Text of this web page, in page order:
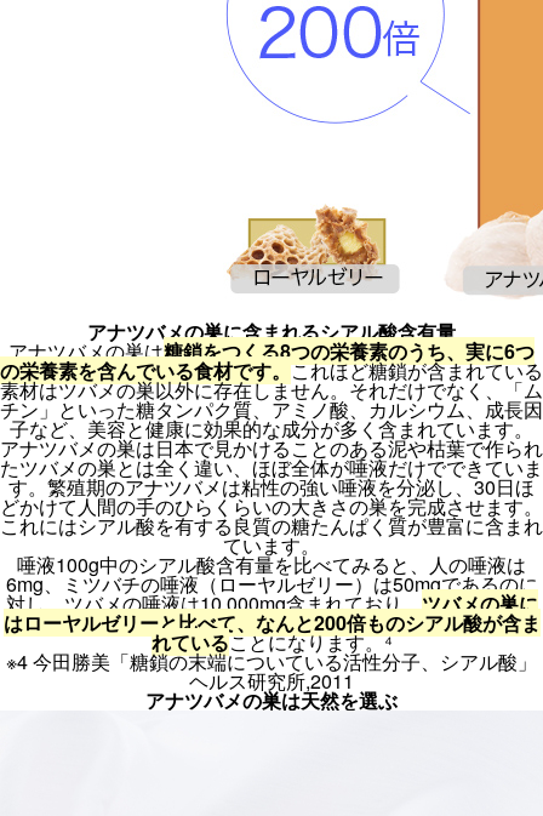
アナツバメの巣に含まれるシアル酸含有量
アナツバメの巣は糖鎖をつくる8つの栄養素のうち、実に6つ
の栄養素を含んでいる食材です。 これほど糖鎖が含まれている
素材はツバメの巣以外に存在しません。それだけでなく、「ム
チン」といった糖タンパク質、アミノ酸、カルシウム、成長因
子など、美容と健康に効果的な成分が多く含まれています。
アナツバメの巣は日本で見かけることのある泥や枯葉で作られ
たツバメの巣とは全く違い、ほぼ全体が唾液だけでできていま
す。繁殖期のアナツバメは粘性の強い唾液を分泌し、30日ほ
どかけて人間の手のひらくらいの大きさの巣を完成させます。
これにはシアル酸を有する良質の糖たんぱく質が豊富に含まれ
ています。
唾液100g中のシアル酸含有量を比べてみると、人の唾液は
6mg、ミツバチの唾液（ローヤルゼリー）は50mgであるのに
対し、ツバメの唾液は10,000mg含まれており、ツバメの巣に
はローヤルゼリーと比べて、なんと200倍ものシアル酸が含ま
れていることになります。⁴
※4 今田勝美「糖鎖の末端についている活性分子、シアル酸」
ヘルス研究所,2011
アナツバメの巣は天然を選ぶ